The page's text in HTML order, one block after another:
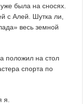
была на сносях.
с Алей. Шутка ли,
весь земной
на стол
спорта по
я.